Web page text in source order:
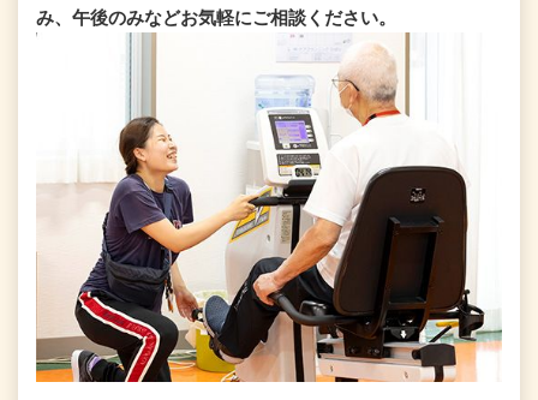
み、午後のみなどお気軽にご相談ください。